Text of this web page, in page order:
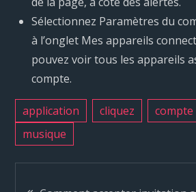
Sélectionnez Paramètres du
à l’onglet Mes appareils
pouvez voir tous les appareils
compte.
application cliquez compte
musique